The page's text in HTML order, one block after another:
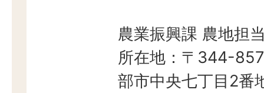
農業振興課 農地担
所在地：〒344-
部市中央七丁目2番